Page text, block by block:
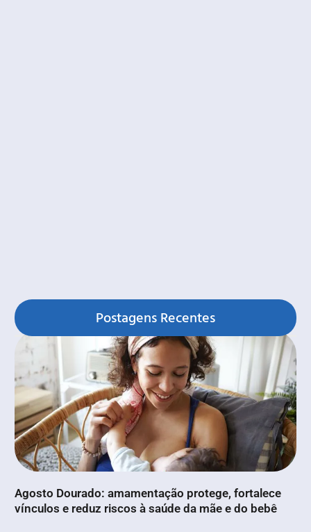
Postagens Recentes
Agosto Dourado: amamentação protege, fortalece
vínculos e reduz riscos à saúde da mãe e do bebê